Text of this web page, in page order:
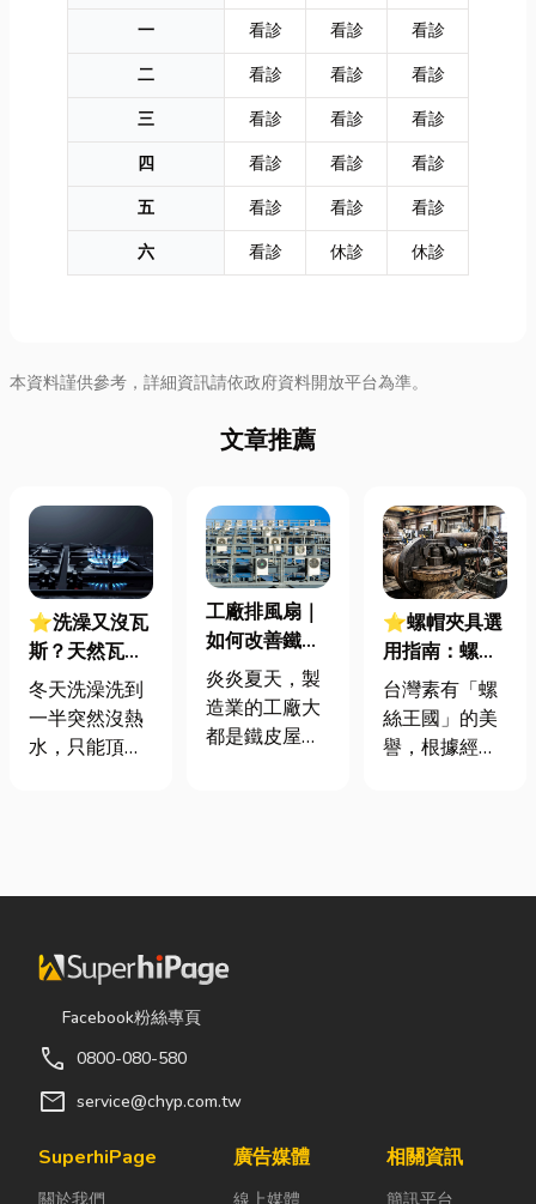
一
看診 看診
看診
二
看診 看診
看診
三
看診 看診
看診
四
看診 看診
看診
五
看診 看診
看診
六
看診 休診 休診
本資料謹供參考，詳細資訊請依政府資料開放平台為準。
文章推薦
⭐洗澡又沒瓦
斯？天然瓦斯
是什麼、費用
怎麼算？家庭
能源選擇與配
冬天洗澡洗到
一半突然沒熱
水，只能頂著
共同噩夢。隨
質提升，越來
越多屋主在老
屋翻修或新屋
規劃天然氣配
管工程。到底
麼？它跟傳統
工廠排風扇｜
如何改善鐵皮
屋頂廠房的溫
度
炎炎夏天，製
造業的工廠大
都是鐵皮屋
是最快速心較
的原理及建議
置。 工廠排風
扇｜改善溫度
⭐螺帽夾具選
用指南：螺母
挾具頻繁耗
損？3大關鍵
提升扣件成型
台灣素有「螺
絲王國」的美
譽，根據經濟
額高達 42.1
日益嚴苛的趨
Facebook粉絲專頁
call 0800-080-580
mail service@chyp.com.tw
SuperhiPage
關於我們
廣告媒體
線上媒體
相關資訊
簡訊平台